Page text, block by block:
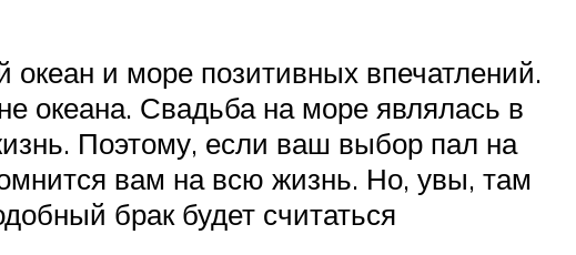
и море позитивных впечатлений.
океана. Свадьба на море являлась в
Поэтому, если ваш выбор пал на
вам на всю жизнь. Но, увы, там
брак будет считаться